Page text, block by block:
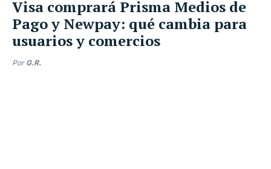
Visa comprará Prisma Medios de
Pago y Newpay: qué cambia para
usuarios y comercios
Por G.R.